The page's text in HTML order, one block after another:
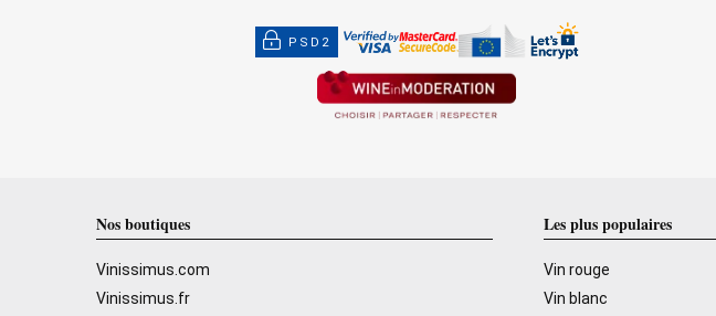
PSD2
Nos boutiques
Vinissimus.com
Vinissimus.fr
Les plus populaires
Vin rouge
Vin blanc